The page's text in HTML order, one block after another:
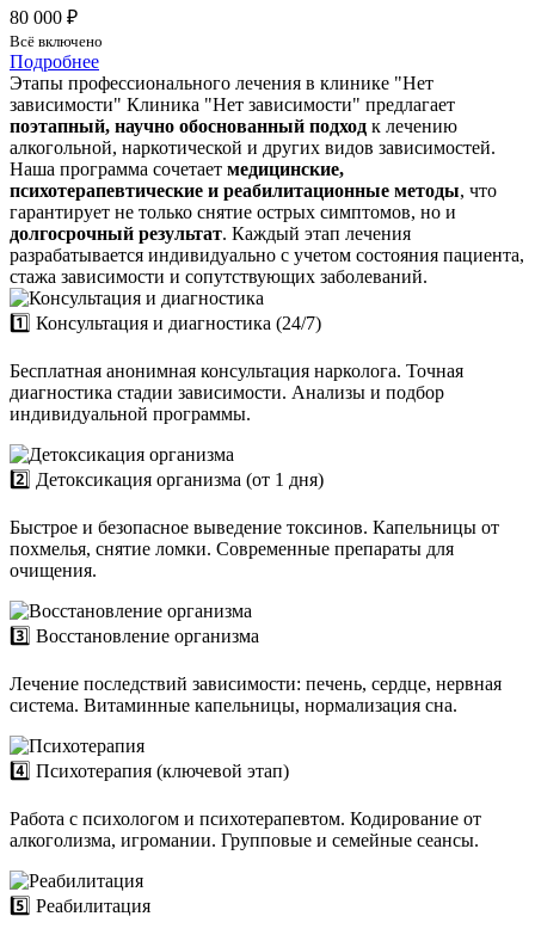
80 000 ₽
Всё включено
Подробнее
Этапы профессионального лечения в клинике "Нет
зависимости" Клиника "Нет зависимости" предлагает
поэтапный, научно обоснованный подход к лечению
алкогольной, наркотической и других видов зависимостей.
Наша программа сочетает медицинские,
психотерапевтические и реабилитационные методы, что
гарантирует не только снятие острых симптомов, но и
долгосрочный результат. Каждый этап лечения
разрабатывается индивидуально с учетом состояния пациента,
стажа зависимости и сопутствующих заболеваний.
1️⃣ Консультация и диагностика (24/7)
Бесплатная анонимная консультация нарколога. Точная
диагностика стадии зависимости. Анализы и подбор
индивидуальной программы.
2️⃣ Детоксикация организма (от 1 дня)
Быстрое и безопасное выведение токсинов. Капельницы от
похмелья, снятие ломки. Современные препараты для
очищения.
3️⃣ Восстановление организма
Лечение последствий зависимости: печень, сердце, нервная
система. Витаминные капельницы, нормализация сна.
4️⃣ Психотерапия (ключевой этап)
Работа с психологом и психотерапевтом. Кодирование от
алкоголизма, игромании. Групповые и семейные сеансы.
5️⃣ Реабилитация